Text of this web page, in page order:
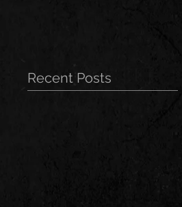
Recent Posts